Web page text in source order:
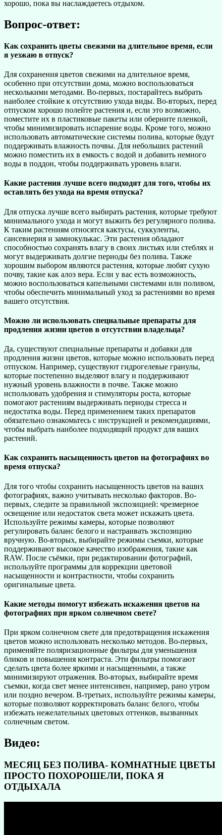
хорошо, пока вы наслаждаетесь отдыхом.
Вопрос-ответ:
Как сохранить цветы свежими на длительное время, если
я уезжаю в отпуск?
Для сохранения цветов свежими на длительное время,
особенно при отсутствии дома, можно воспользоваться
несколькими методами. Во-первых, постарайтесь выбрать
наиболее стойкие к отсутствию ухода виды. Во-вторых, перед
отпуском хорошо полейте растения и, если это возможно,
поместите их в пластиковые пакеты или оберните пленкой,
чтобы минимизировать испарение воды. Кроме того, можно
использовать автоматические системы полива, которые будут
поддерживать влажность почвы. Для небольших растений
можно поместить их в емкость с водой и добавить немного
воды в поддон, чтобы поддерживать уровень влаги.
Какие растения лучше всего подходят для того, чтобы их
оставлять без ухода на время отпуска?
Для отпуска лучше всего выбирать растения, которые требуют
минимального ухода и могут выжить без регулярного полива.
К таким растениям относятся кактусы, суккуленты,
сансевиерия и замиокулькас. Эти растения обладают
способностью сохранять влагу в своих листьях или стеблях и
могут выдерживать долгие периоды без полива. Также
хорошим выбором являются растения, которые любят сухую
почву, такие как алоэ вера. Если у вас есть возможность,
можно воспользоваться капельными системами или поливом,
чтобы обеспечить минимальный уход за растениями во время
вашего отсутствия.
Можно ли использовать специальные препараты для
продления жизни цветов в отсутствии владельца?
Да, существуют специальные препараты и добавки для
продления жизни цветов, которые можно использовать перед
отпуском. Например, существуют гидрогелевые гранулы,
которые постепенно выделяют влагу и поддерживают
нужный уровень влажности в почве. Также можно
использовать удобрения и стимуляторы роста, которые
помогают растениям выдерживать периоды стресса и
недостатка воды. Перед применением таких препаратов
обязательно ознакомьтесь с инструкцией и рекомендациями,
чтобы выбрать наиболее подходящий продукт для ваших
растений.
Как сохранить насыщенность цветов на фотографиях во
время отпуска?
Для того чтобы сохранить насыщенность цветов на ваших
фотографиях, важно учитывать несколько факторов. Во-
первых, следите за правильной экспозицией: чрезмерное
освещение или недостаток света может искажать цвета.
Используйте режимы камеры, которые позволяют
регулировать баланс белого и настраивать экспозицию
вручную. Во-вторых, выбирайте режимы съемки, которые
поддерживают высокое качество изображения, такие как
RAW. После съёмки, при редактировании фотографий,
используйте программы для коррекции цветовой
насыщенности и контрастности, чтобы сохранить
оригинальные цвета.
Какие методы помогут избежать искажения цветов на
фотографиях при ярком солнечном свете?
При ярком солнечном свете для предотвращения искажения
цветов можно использовать несколько методов. Во-первых,
применяйте поляризационные фильтры для уменьшения
бликов и повышения контраста. Эти фильтры помогают
сделать цвета более яркими и насыщенными, а также
минимизируют отражения. Во-вторых, выбирайте время
съемки, когда свет менее интенсивен, например, рано утром
или поздно вечером. В-третьих, используйте режимы камеры,
которые позволяют корректировать баланс белого, чтобы
избежать нежелательных цветовых оттенков, вызванных
солнечным светом.
Видео:
МЕСЯЦ БЕЗ ПОЛИВА- КОМНАТНЫЕ ЦВЕТЫ
ПРОСТО ПОХОРОШЕЛИ, ПОКА Я
ОТДЫХАЛА